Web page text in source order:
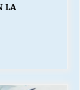
DESPIDOS